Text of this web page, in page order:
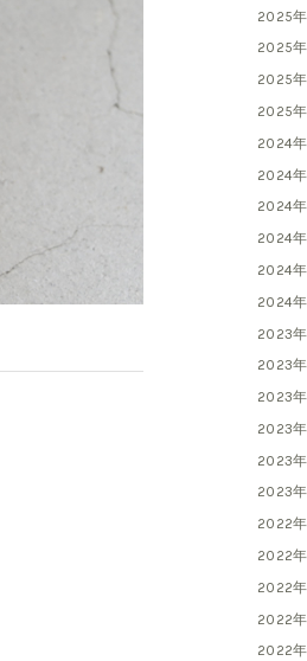
2025
2025年
2025
2025年
2024
2024
2024
2024
2024
2024
2023
2023年
2023
2023
2023
2023
2022年
2022
2022
2022
2022年